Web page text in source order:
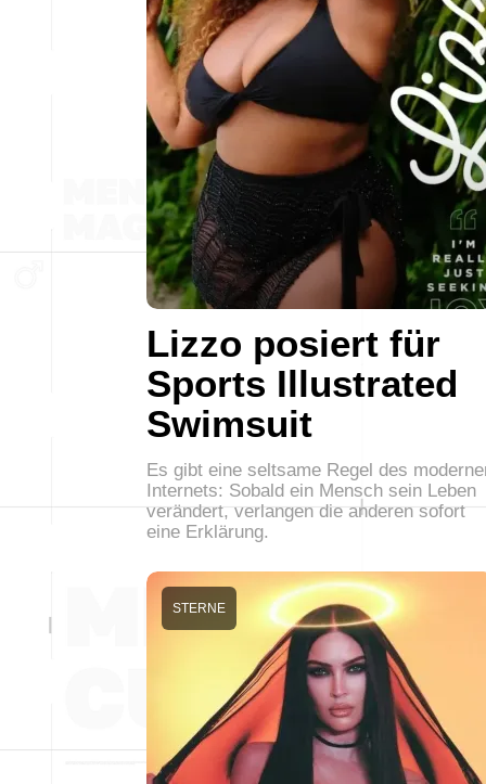
Lizzo posiert für
Sports Illustrated
Swimsuit
Es gibt eine seltsame Regel des
Internets: Sobald ein Mensch sein Leben
verändert, verlangen die anderen sofort
eine Erklärung.
STERNE